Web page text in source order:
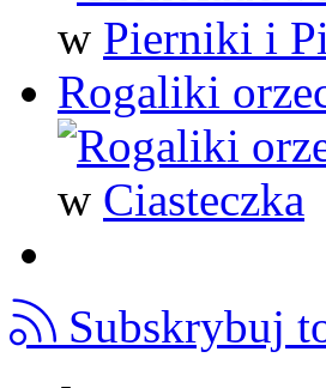
w Pierniki i
Rogaliki
w Ciasteczka
Subskrybuj